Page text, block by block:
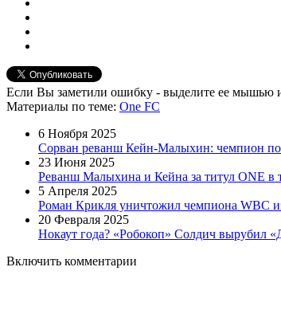
Если Вы заметили ошибку - выделите ее мышью
Материалы по теме: One FC
6 Ноября 2025
Сорван реванш Кейн-Малыхин: чемпион
23 Июня 2025
Реванш Малыхина и Кейна за титул ONE в
5 Апреля 2025
Роман Крикля уничтожил чемпиона WBC
20 Февраля 2025
Нокаут года? «Робокоп» Солдич вырубил
Включить комментарии